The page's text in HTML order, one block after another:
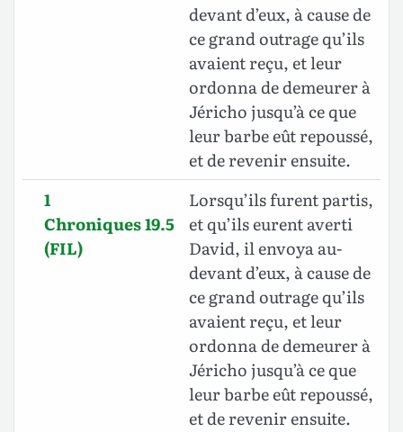
devant d’eux, à cause de
ce grand outrage qu’ils
avaient reçu, et leur
ordonna de demeurer à
Jéricho jusqu’à ce que
leur barbe eût repoussé,
et de revenir ensuite.
1
Chroniques 19.5
(FIL)
Lorsqu’ils furent partis,
et qu’ils eurent averti
David, il envoya au-
devant d’eux, à cause de
ce grand outrage qu’ils
avaient reçu, et leur
ordonna de demeurer à
Jéricho jusqu’à ce que
leur barbe eût repoussé,
et de revenir ensuite.